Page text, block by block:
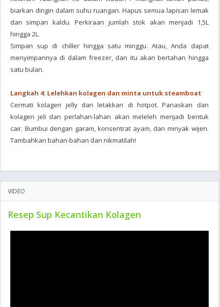
biarkan dingin dalam suhu ruangan. Hapus semua lapisan lemak
dan simpan kaldu. Perkiraan jumlah stok akan menjadi 1,5L
hingga 2L.
Simpan sup di chiller hingga satu minggu. Atau, Anda dapat
menyimpannya di dalam freezer, dan itu akan bertahan hingga
satu bulan.
Langkah 4: Lelehkan kolagen dan minta untuk steamboat
Cermati kolagen jelly dan letakkan di hotpot. Panaskan dan
kolagen jeli dan perlahan-lahan akan meleleh menjadi bentuk
cair. Bumbui dengan garam, konsentrat ayam, dan minyak wijen.
Tambahkan bahan-bahan dan nikmatilah!
VIDEO
Resep Sup Kecantikan Kolagen